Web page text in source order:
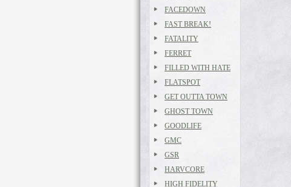
FACEDOWN
FAST BREAK!
FATALITY
FERRET
FILLED WITH HATE
FLATSPOT
GET OUTTA TOWN
GHOST TOWN
GOODLIFE
GMC
GSR
HARVCORE
HIGH FIDELITY